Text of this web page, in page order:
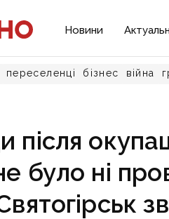
Новини
переселенці бізнес війна
після
було ні